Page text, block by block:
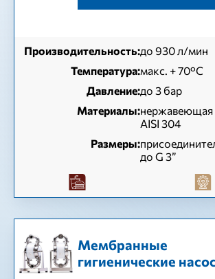
Производительность:до 930 л/мин
Температура:макс. + 70°C
Давление:до 3 бар
Материалы:нержавеющая
AISI 304
Размеры:
до G 3”
Мембранные
гигиенические